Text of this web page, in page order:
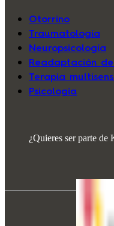
Otorrino
Traumatología
Neuropsicología
Readaptación
Terapia
Psicología
¿Quieres ser parte de